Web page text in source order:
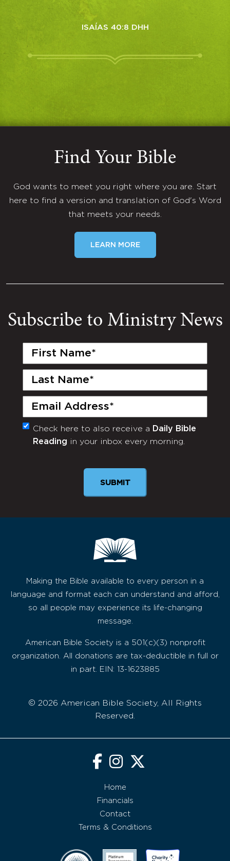
ISAÍAS 40:8 DHH
Find Your Bible
God wants to meet you right where you are. Start
here to find a version and translation of God's Word
that meets your needs.
LEARN MORE
Subscribe to Ministry News
First
Last
Email
(Required)
Monthly
Newsletter
Check here to also receive a Daily Bible
Reading in your inbox every morning.
Making the Bible available to every person in a
language and format each can understand and afford,
so all people may experience its life-changing
message.
American Bible Society is a 501(c)(3) nonprofit
organization. All donations are tax-deductible in full or
in part. EIN: 13-1623885
© 2026 American Bible Society, All Rights
Reserved.
Home
Financials
Contact
Terms & Conditions